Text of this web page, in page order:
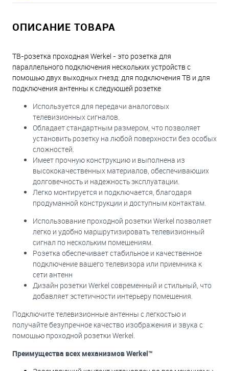
ОПИСАНИЕ ТОВАРА
ТВ-розетка проходная Werkel - это розетка для
параллельного подключения нескольких устройств с
помощью двух выходных гнезд: для подключения ТВ и для
подключения антенны к следующей розетке
Используется для передачи аналоговых
телевизионных сигналов.
Обладает стандартным размером, что позволяет
установить розетку на любой поверхности без особых
сложностей.
Имеет прочную конструкцию и выполнена из
высококачественных материалов, обеспечивающих
долговечность и надежность эксплуатации.
Легко монтируется и подключается, благодаря
продуманной конструкции и доступным контактам.
Использование проходной розетки Werkel позволяет
легко и удобно маршрутизировать телевизионный
сигнал по нескольким помещениям.
Розетка обеспечивает стабильное и качественное
подключение вашего телевизора или приемника к
сети антенн
Дизайн розетки Werkel современный и стильный, что
добавляет эстетичности интерьеру помещения.
Подключите телевизионные антенны с легкостью и
получайте безупречное качество изображения и звука с
помощью проходной розетки Werkel.
Преимущества всех механизмов Werkel™